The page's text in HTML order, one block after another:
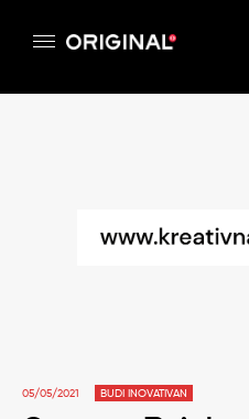
05/05/2021 BUDI INOVATIVAN